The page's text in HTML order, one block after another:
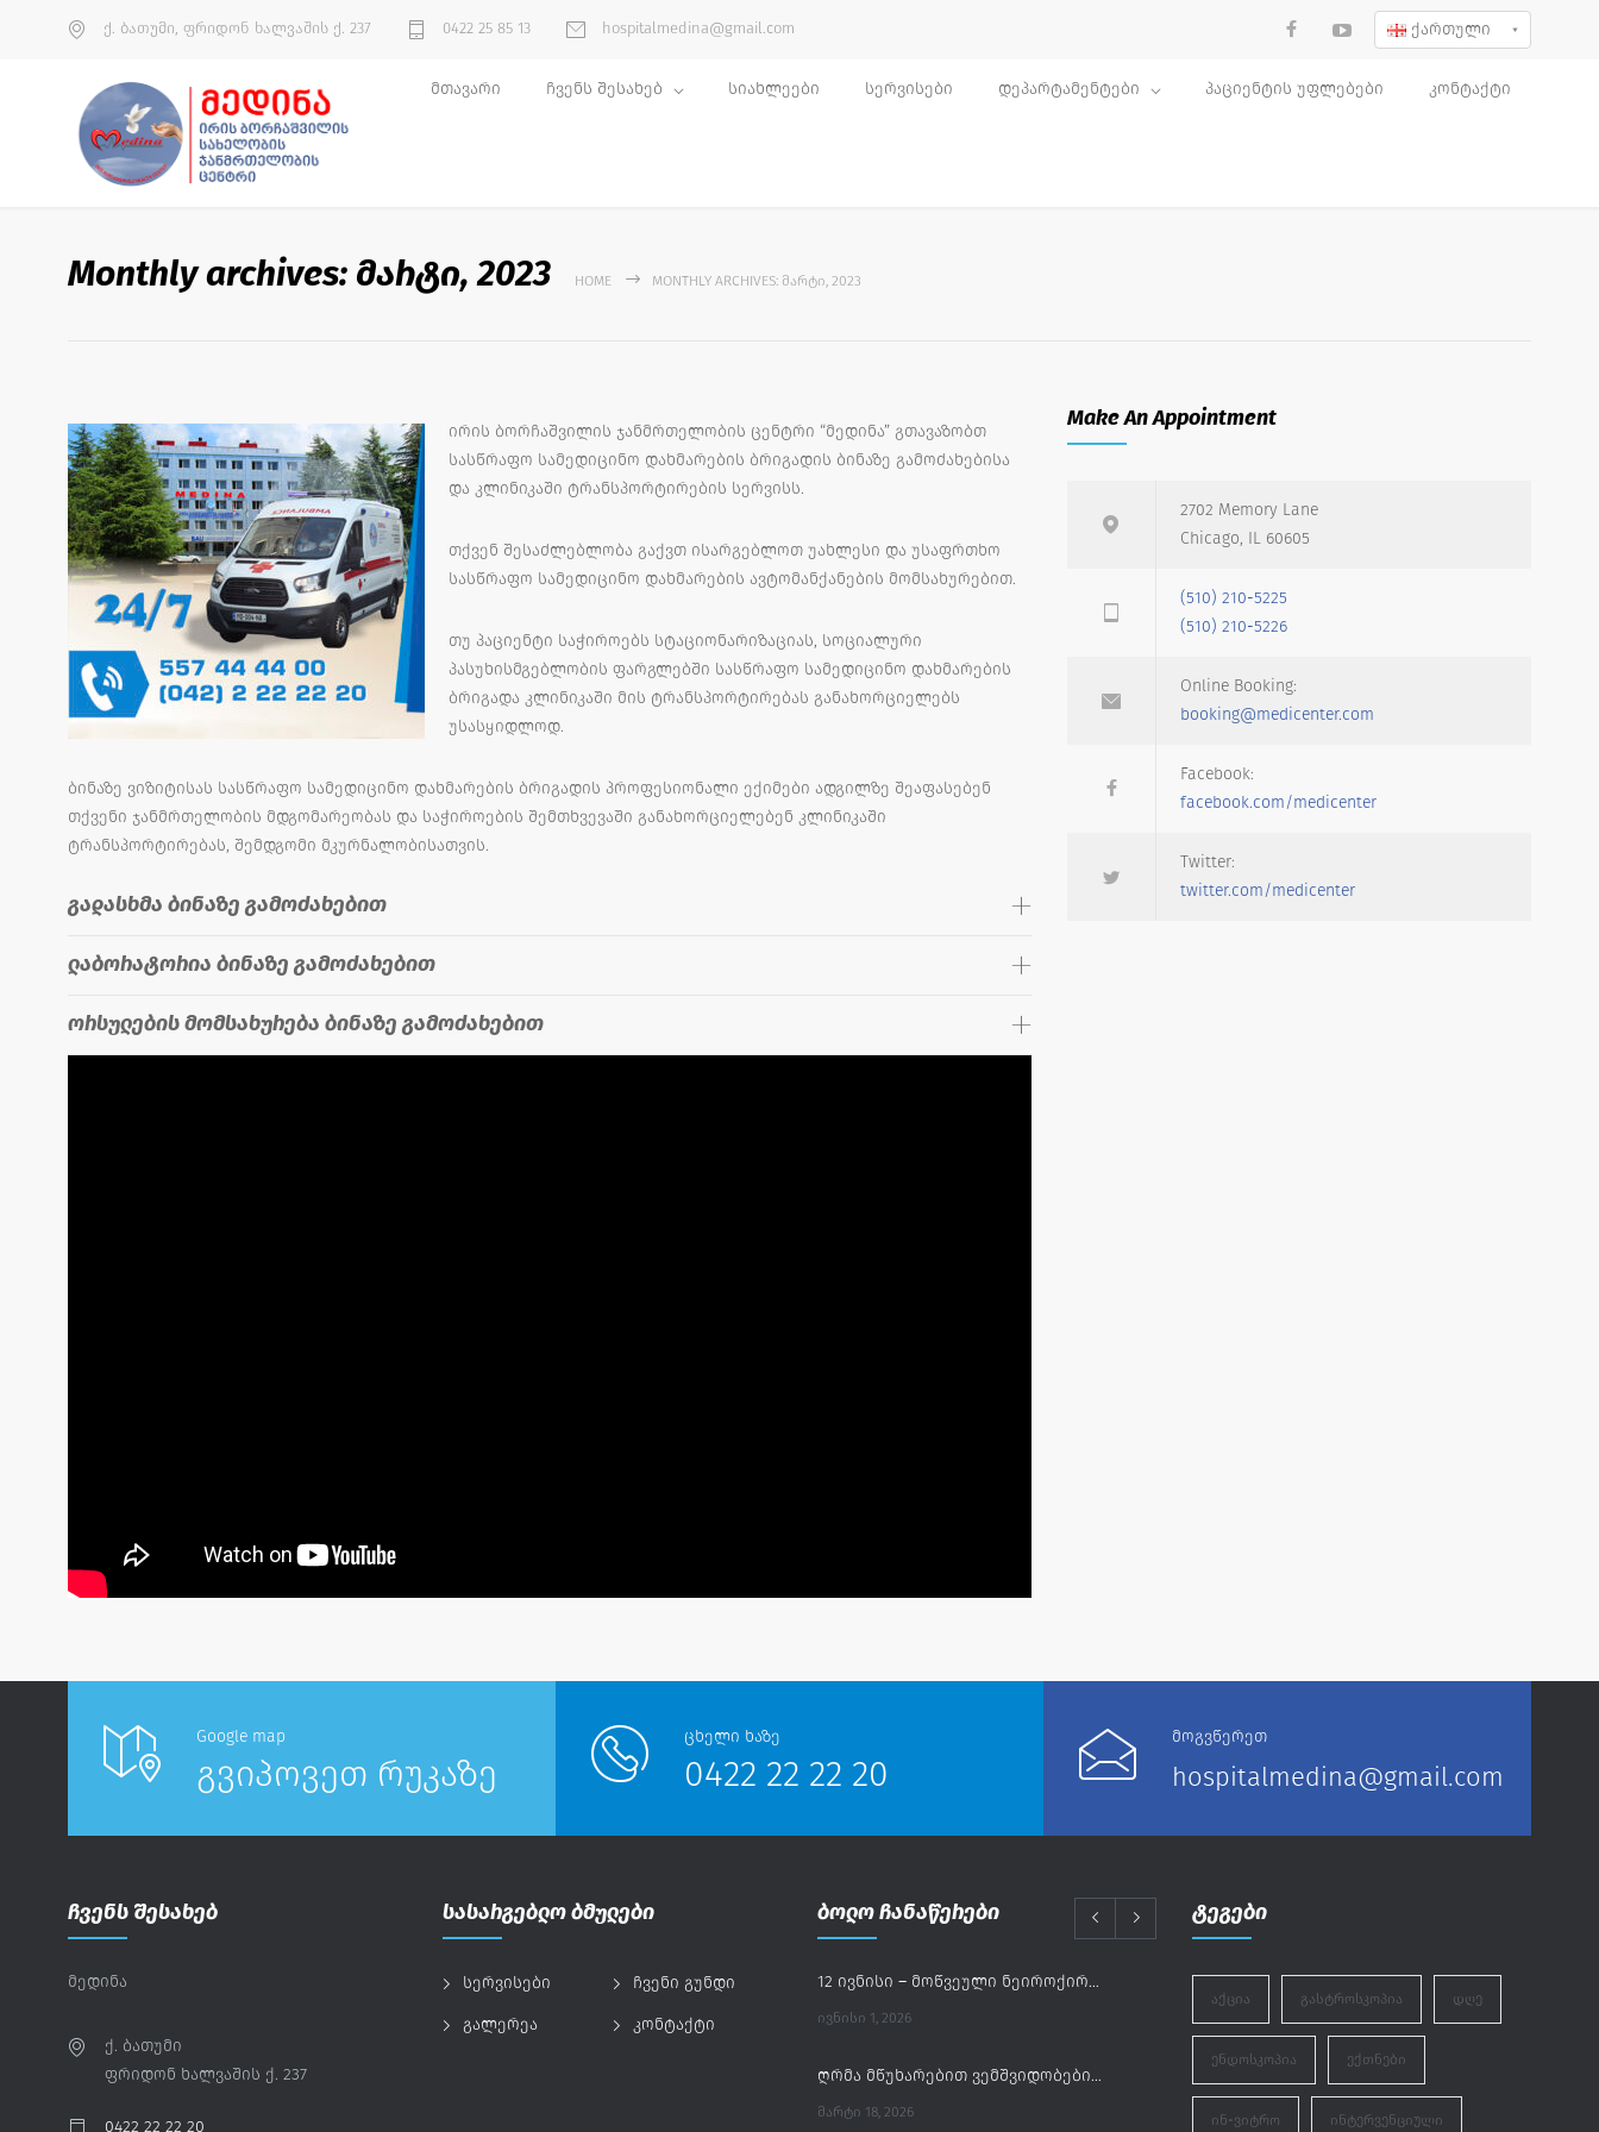
ქ. ბათუმი, ფრიდონ ხალვაშის ქ. 237 0422 25 85 13 hospitalmedina@gmail.com ქართული
მთავარი ჩვენს შესახებ სიახლეები სერვისები დეპარტამენტები პაციენტის უფლებები კონტაქტი
Monthly archives: მარტი, 2023 HOME MONTHLY ARCHIVES: ᲛᲐᲠᲢᲘ, 2023
ირის ბორჩაშვილის ჯანმრთელობის ცენტრი “მედინა” გთავაზობთ
სასწრაფო სამედიცინო დახმარების ბრიგადის ბინაზე გამოძახებისა
და კლინიკაში ტრანსპორტირების სერვისს.
თქვენ შესაძლებლობა გაქვთ ისარგებლოთ უახლესი და უსაფრთხო
სასწრაფო სამედიცინო დახმარების ავტომანქანების მომსახურებით.
თუ პაციენტი საჭიროებს სტაციონარიზაციას, სოციალური
პასუხისმგებლობის ფარგლებში სასწრაფო სამედიცინო დახმარების
ბრიგადა კლინიკაში მის ტრანსპორტირებას განახორციელებს
უსასყიდლოდ.
ბინაზე ვიზიტისას სასწრაფო სამედიცინო დახმარების ბრიგადის პროფესიონალი ექიმები ადგილზე შეაფასებენ
თქვენი ჯანმრთელობის მდგომარეობას და საჭიროების შემთხვევაში განახორციელებენ კლინიკაში
ტრანსპორტირებას, შემდგომი მკურნალობისათვის.
გადასხმა ბინაზე გამოძახებით
ლაბორატორია ბინაზე გამოძახებით
ორსულების მომსახურება ბინაზე გამოძახებით
Make An Appointment
2702 Memory Lane
Chicago, IL 60605
(510) 210-5225
(510) 210-5226
Online Booking:
booking@medicenter.com
Facebook:
facebook.com/medicenter
Twitter:
twitter.com/medicenter
Google map
გვიპოვეთ რუკაზე
ცხელი ხაზე
0422 22 22 20
მოგვწერეთ
hospitalmedina@gmail.com
ჩვენს შესახებ
მედინა
ქ. ბათუმი
ფრიდონ ხალვაშის ქ. 237
0422 22 22 20
სასარგებლო ბმულები
სერვისები ჩვენი გუნდი
გალერეა კონტაქტი
ბოლო ჩანაწერები
12 ივნისი – მოწვეული ნეიროქირურგები „მედინაში“
ᲘᲕᲜᲘᲡᲘ 1, 2026
ღრმა მწუხარებით ვემშვიდობებით სრულიად საქართველოს კათოლიკოს-პატრიარქს, ილია II-ს
ᲛᲐᲠᲢᲘ 18, 2026
ტეგები
ᲐᲥᲪᲘᲐ ᲒᲐᲡᲢᲠᲝᲡᲙᲝᲞᲘᲐ ᲓᲦᲔ
ᲔᲜᲓᲝᲡᲙᲝᲞᲘᲐ ᲔᲥᲗᲜᲔᲑᲘ
ᲘᲜ-ᲕᲘᲢᲠᲝ ᲘᲜᲢᲔᲠᲕᲔᲜᲪᲘᲣᲚᲘ